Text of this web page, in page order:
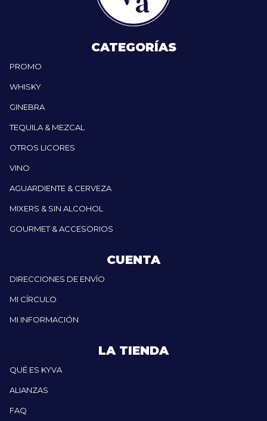
CATEGORÍAS
PROMO
WHISKY
GINEBRA
TEQUILA & MEZCAL
OTROS LICORES
VINO
AGUARDIENTE & CERVEZA
MIXERS & SIN ALCOHOL
GOURMET & ACCESORIOS
CUENTA
DIRECCIONES DE ENVÍO
MI CÍRCULO
MI INFORMACIÓN
LA TIENDA
QUÉ ES KYVA
ALIANZAS
FAQ